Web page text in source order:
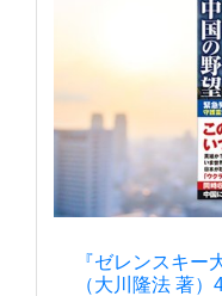
『ゼレンスキー
（大川隆法 著）